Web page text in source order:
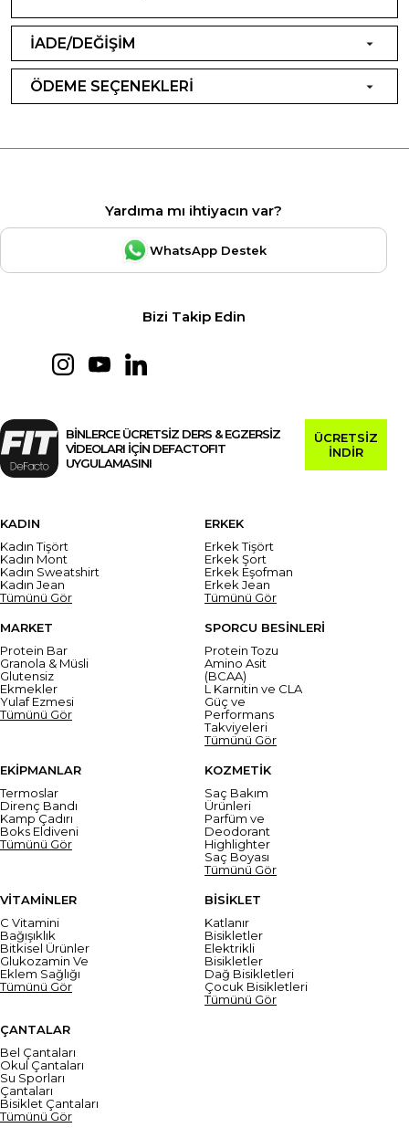
İADE/DEĞİŞİM
ÖDEME SEÇENEKLERİ
Yardıma mı ihtiyacın var?
WhatsApp Destek
Bizi Takip Edin
BİNLERCE ÜCRETSİZ DERS & EGZERSİZ
VİDEOLARI İÇİN DEFACTOFIT
UYGULAMASINI
ÜCRETSİZ
İNDİR
KADIN
Kadın Tişört
Kadın Mont
Kadın Sweatshirt
Kadın Jean
Tümünü Gör
ERKEK
Erkek Tişört
Erkek Şort
Erkek Eşofman
Erkek Jean
Tümünü Gör
MARKET
Protein Bar
Granola & Müsli
Glutensiz
Ekmekler
Yulaf Ezmesi
Tümünü Gör
SPORCU BESİNLERİ
Protein Tozu
Amino Asit
(BCAA)
L Karnitin ve CLA
Güç ve
Performans
Takviyeleri
Tümünü Gör
EKİPMANLAR
Termoslar
Direnç Bandı
Kamp Çadırı
Boks Eldiveni
Tümünü Gör
KOZMETİK
Saç Bakım
Ürünleri
Parfüm ve
Deodorant
Highlighter
Saç Boyası
Tümünü Gör
VİTAMİNLER
C Vitamini
Bağışıklık
Bitkisel Ürünler
Glukozamin Ve
Eklem Sağlığı
Tümünü Gör
BİSİKLET
Katlanır
Bisikletler
Elektrikli
Bisikletler
Dağ Bisikletleri
Çocuk Bisikletleri
Tümünü Gör
ÇANTALAR
Bel Çantaları
Okul Çantaları
Su Sporları
Çantaları
Bisiklet Çantaları
Tümünü Gör